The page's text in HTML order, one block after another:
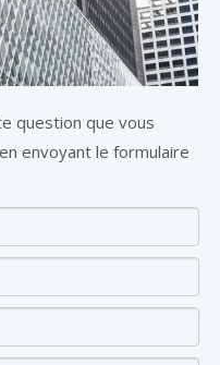
question que vous
envoyant le formulaire